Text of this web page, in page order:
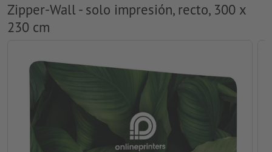
Zipper-Wall - solo impresión, recto, 300 x
230 cm